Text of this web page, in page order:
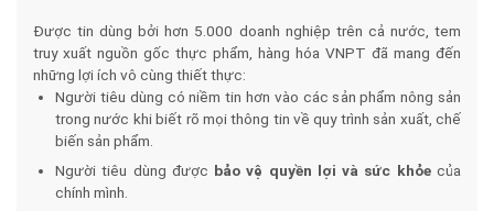
Được tin dùng bởi hơn 5.000 doanh nghiệp trên cả nước, tem
truy xuất nguồn gốc thực phẩm, hàng hóa VNPT đã mang đến
những lợi ích vô cùng thiết thực:
Người tiêu dùng có niềm tin hơn vào các sản phẩm nông sản
trong nước khi biết rõ mọi thông tin về quy trình sản xuất, chế
biến sản phẩm.
Người tiêu dùng được bảo vệ quyền lợi và sức khỏecủa
chính mình.